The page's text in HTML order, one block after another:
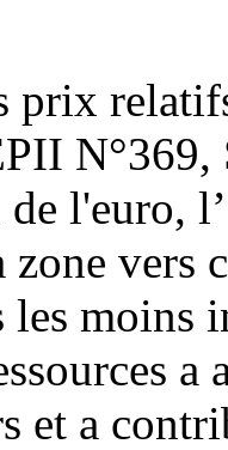
prix
N°369,
l'euro,
vers
les moins
a
et a